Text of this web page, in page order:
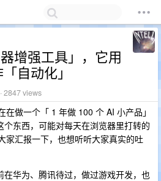
增强工具」，它用
自动化」
2847 views
做一个「 1 年做 100 个 AI 小产品」
东西，可能对每天在浏览器里打转的
家汇报一下，也想听听大家真实的吐
华为、腾讯待过，做过游戏开发，也